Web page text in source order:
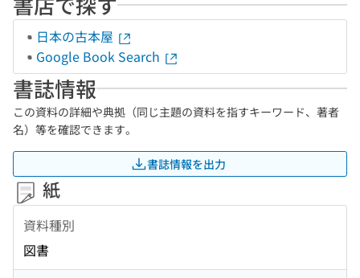
日本の古本屋
Google Book Search
書誌情報
この資料の詳細や典拠（同じ主題の資料を指すキーワード、著者
名）等を確認できます。
書誌情報を出力
紙
資料種別
図書